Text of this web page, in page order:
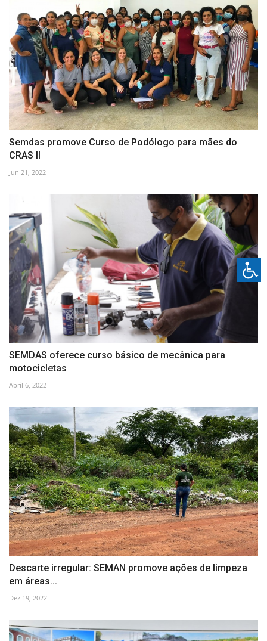
Semdas promove Curso de Podólogo para mães do
CRAS II
Jun 21, 2022
SEMDAS oferece curso básico de mecânica para
motocicletas
Abril 6, 2022
Descarte irregular: SEMAN promove ações de limpeza
em áreas...
Dez 19, 2022